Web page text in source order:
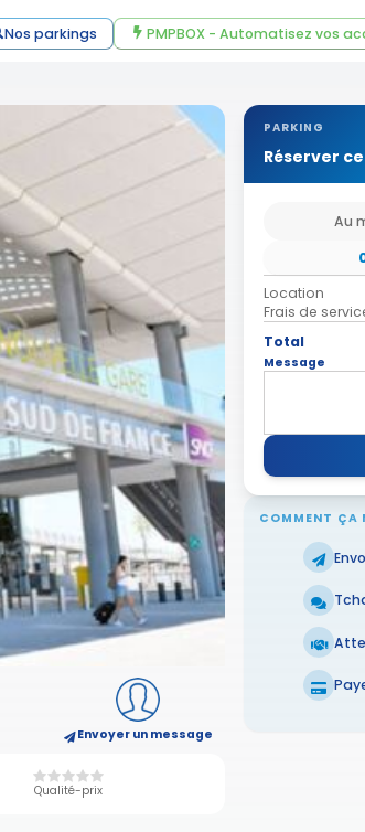
Nos parkings PMPBOX - Automatisez vos
Envoyer un message
Qualité-prix
PARKING
Réserver
Au
Location
Frais de
Total
Message
COMMENT ÇA